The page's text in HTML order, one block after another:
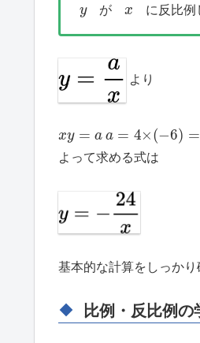
が に反比例
より
×( 6 =−
よって求める式は
基本的な計算をしっか
比例・反比例